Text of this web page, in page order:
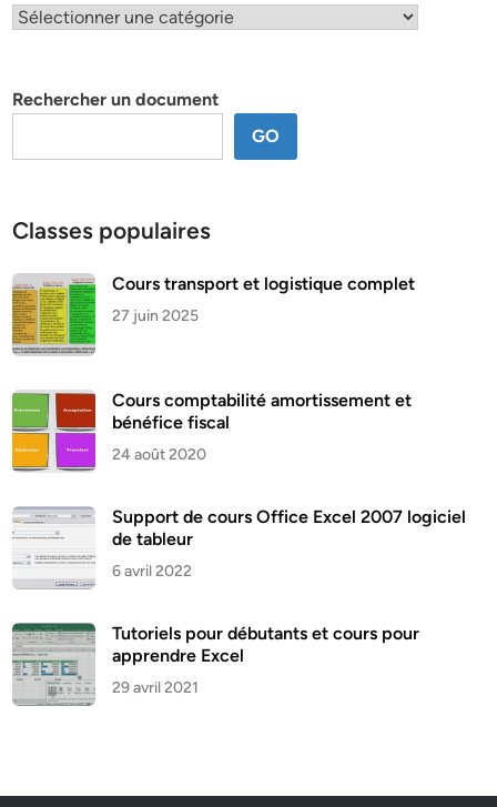
Classification
Rechercher un document
GO
Classes populaires
Cours transport et logistique complet
27 juin 2025
Cours comptabilité amortissement et
bénéfice fiscal
24 août 2020
Support de cours Office Excel 2007 logiciel
de tableur
6 avril 2022
Tutoriels pour débutants et cours pour
apprendre Excel
29 avril 2021